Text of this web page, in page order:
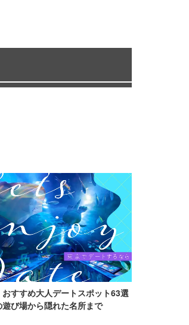
おすすめ大人デートスポット63選
遊び場から隠れた名所まで